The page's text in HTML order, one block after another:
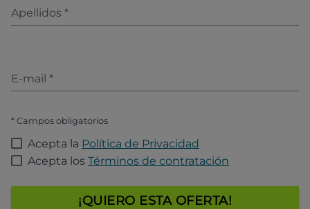
Apellidos *
E-mail *
* Campos obligatorios
Acepta la Política de Privacidad
Acepta los Términos de contratación
¡QUIERO ESTA OFERTA!